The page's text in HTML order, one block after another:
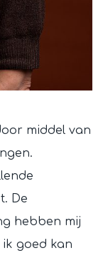
middel van
De
hebben mij
goed kan